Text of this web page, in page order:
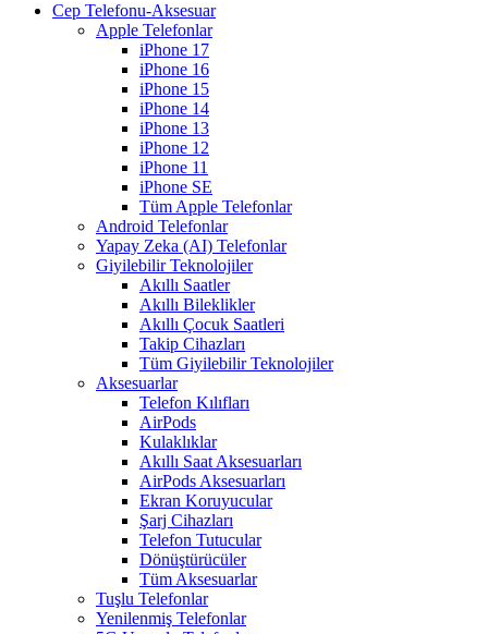
Cep Telefonu-Aksesuar
Apple Telefonlar
iPhone 17
iPhone 16
iPhone 15
iPhone 14
iPhone 13
iPhone 12
iPhone 11
iPhone SE
Tüm Apple Telefonlar
Android Telefonlar
Yapay Zeka (AI) Telefonlar
Giyilebilir Teknolojiler
Akıllı Saatler
Akıllı Bileklikler
Akıllı Çocuk Saatleri
Takip Cihazları
Tüm Giyilebilir Teknolojiler
Aksesuarlar
Telefon Kılıfları
AirPods
Kulaklıklar
Akıllı Saat Aksesuarları
AirPods Aksesuarları
Ekran Koruyucular
Şarj Cihazları
Telefon Tutucular
Dönüştürücüler
Tüm Aksesuarlar
Tuşlu Telefonlar
Yenilenmiş Telefonlar